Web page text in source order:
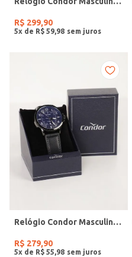
R$ 299,90
5x de R$ 59 98
Relógio Condor Masculino PRETO
R$ 279,90
5x de R$ 55 98